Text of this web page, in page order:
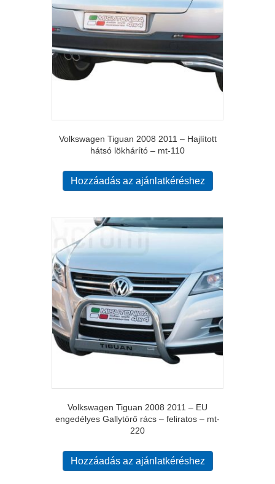
Volkswagen Tiguan 2008 2011 – Hajlított
hátsó lökhárító – mt-110
Hozzáadás az ajánlatkéréshez
Volkswagen Tiguan 2008 2011 – EU
engedélyes Gallytörő rács – feliratos – mt-
220
Hozzáadás az ajánlatkéréshez